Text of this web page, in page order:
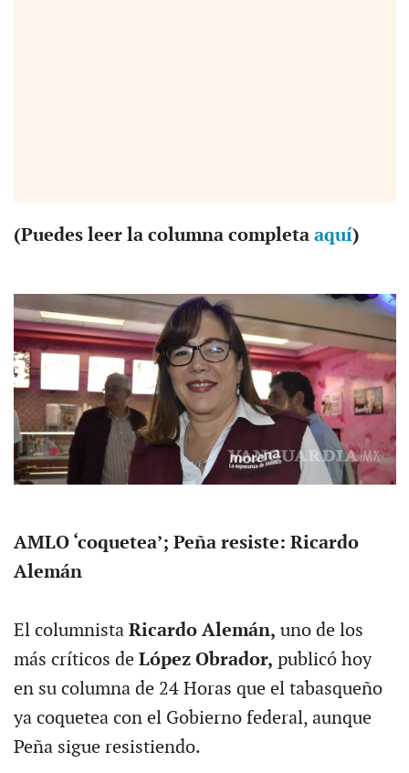
(Puedes leer la columna completa aquí)
AMLO ‘coquetea’; Peña resiste: Ricardo
Alemán
El columnistaRicardo Alemán, uno de los
más críticos deLópez Obrador, publicó hoy
en su columna de 24 Horas que el tabasqueño
ya coquetea con el Gobierno federal, aunque
Peña sigue resistiendo.